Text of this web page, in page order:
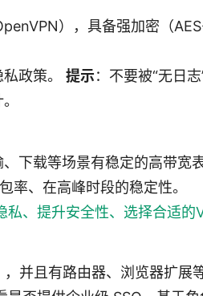
），具备强加密（
政策。 提示：不要被“无日志
下载等场景有稳定的高带宽
率、在高峰时段的稳定性。
、提升安全性、选择合适的
并且有路由器、浏览器扩展